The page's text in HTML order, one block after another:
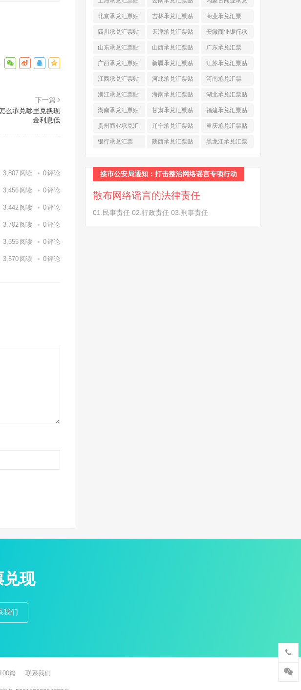
下一篇
么承兑哪里兑换现
金利息低
3,807 阅读 0评论
3,456 阅读 0评论
3,442 阅读 0评论
3,702 阅读 0评论
3,355 阅读 0评论
3,570 阅读 0评论
现(520)
现(324)
汇票(316)
北京承兑汇票贴
现 (912)
吉林承兑汇票贴
现(123)
商业承兑汇票
(225)
四川承兑汇票贴
现(790)
天津承兑汇票贴
现(242)
安徽商业银行承
兑汇票 (565)
山东承兑汇票贴
现(874)
山西承兑汇票贴
现(463)
广东承兑汇票
(979)
广西承兑汇票贴
现(278)
新疆承兑汇票贴
现(264)
江苏承兑汇票贴
现(774)
江西承兑汇票贴
现(366)
河北承兑汇票贴
现(374)
河南承兑汇票
(518)
浙江承兑汇票贴
现(691)
海南承兑汇票贴
现(145)
湖北承兑汇票贴
现(587)
湖南承兑汇票贴
现(453)
甘肃承兑汇票贴
现(194)
福建承兑汇票贴
现(945)
贵州商业承兑汇
票(284)
辽宁承兑汇票贴
现(344)
重庆承兑汇票贴
现(232)
银行承兑汇票
陕西承兑汇票贴
黑龙江承兑汇票
接市公安局通知：打击整治网络谣言专项行动
散布网络谣言的法律责任
01.民事责任 02.行政责任 03.刑事责任
兑现
我们
篇 联系我们